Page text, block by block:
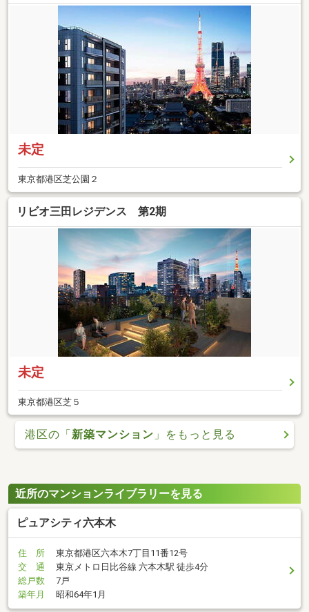
未定
東京都港区芝公園２
リビオ三田レジデンス 第2期
未定
東京都港区芝５
港区の「新築マンション 」をもっと見る
近所のマンションライブラリーを見る
ピュアシティ六本木
住 所
東京都港区六本木7丁目11番12号
交 通
東京メトロ日比谷線 六本木駅 徒歩4分
総戸数
7戸
築年月
昭和64年1月